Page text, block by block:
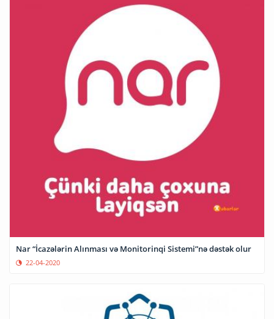
Nar “İcazələrin Alınması və Monitorinqi Sistemi”nə dəstək olur
22-04-2020